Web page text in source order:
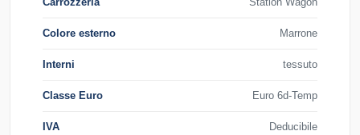
Colore esterno Marrone
Interni tessuto
Classe Euro Euro 6d-Temp
IVA Deducibile